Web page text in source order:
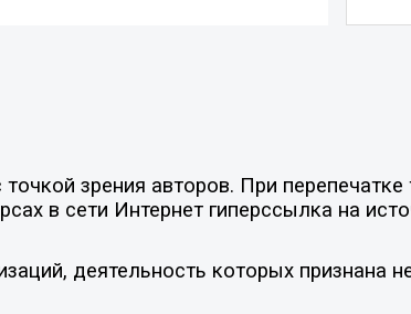
зрения авторов. При перепечатке
в сети Интернет гиперссылка на
деятельность которых признана